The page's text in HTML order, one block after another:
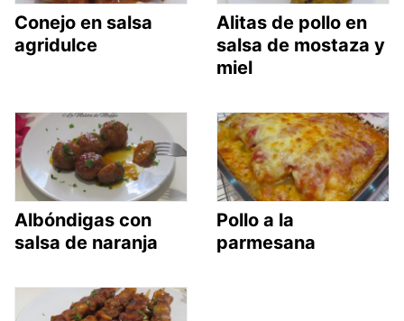
Conejo en salsa
agridulce
Alitas de pollo en
salsa de mostaza y
miel
Albóndigas con
salsa de naranja
Pollo a la
parmesana